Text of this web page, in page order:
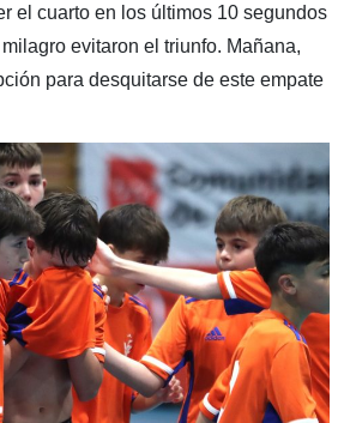
el cuarto en los últimos 10 segundos
evitaron el triunfo. Mañana,
para desquitarse de este empate